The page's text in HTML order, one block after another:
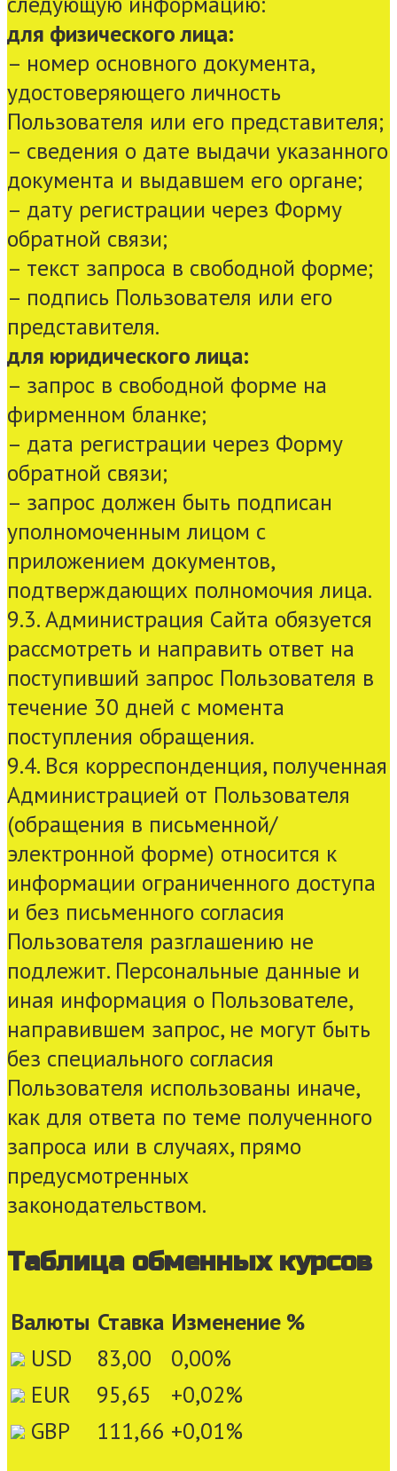
для физического лица:
– номер основного документа,
удостоверяющего личность
Пользователя или его представителя;
– сведения о дате выдачи указанного
документа и выдавшем его органе;
– дату регистрации через Форму
обратной связи;
– текст запроса в свободной форме;
– подпись Пользователя или его
представителя.
для юридического лица:
– запрос в свободной форме на
фирменном бланке;
– дата регистрации через Форму
обратной связи;
– запрос должен быть подписан
уполномоченным лицом с
приложением документов,
подтверждающих полномочия лица.
9.3. Администрация Сайта обязуется
рассмотреть и направить ответ на
поступивший запрос Пользователя в
течение 30 дней с момента
поступления обращения.
9.4. Вся корреспонденция, полученная
Администрацией от Пользователя
(обращения в письменной/
электронной форме) относится к
информации ограниченного доступа
и без письменного согласия
Пользователя разглашению не
подлежит. Персональные данные и
иная информация о Пользователе,
направившем запрос, не могут быть
без специального согласия
Пользователя использованы иначе,
как для ответа по теме полученного
запроса или в случаях, прямо
предусмотренных
законодательством.
Таблица обменных курсов
Валюты Ставка Изменение %
USD
83,00 0,00%
EUR
95,65 +0,02%
GBP
111,66 +0,01%